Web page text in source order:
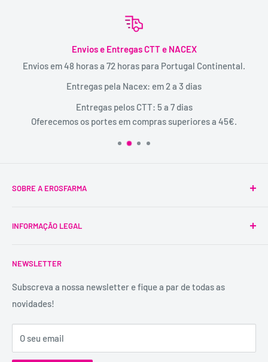
Envios e Entregas CTT e NACEX
Envios em 48 horas a 72 horas para Portugal Continental.
Entregas pela Nacex: em 2 a 3 dias
Entregas pelos CTT: 5 a 7 dias
Oferecemos os portes em compras superiores a 45€.
SOBRE A EROSFARMA
Portugal, pioneira na venda de produtos íntimos para
É uma marca registada, tem mais de 29 anos de
aconselhamento e atendimento personalizados e
Visita o Blog de Sexo e Amor da Erosfarma.
INFORMAÇÃO LEGAL
Trocas e Devoluções
Política de Privacidade
Contactos
Catálogos
NEWSLETTER
Subscreva a nossa newsletter e fique a par de todas as
novidades!
O seu email